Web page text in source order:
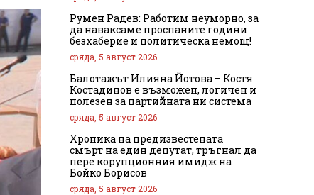
Румен Радев: Работим неуморно, за
да наваксаме проспаните години
безхаберие и политическа немощ!
сряда, 5 август 2026
Балотажът Илияна Йотова – Костя
Костадинов е възможен, логичен и
полезен за партийната ни система
сряда, 5 август 2026
Хроника на предизвестената
смърт на един депутат, тръгнал да
пере корупционния имидж на
Бойко Борисов
сряда, 5 август 2026